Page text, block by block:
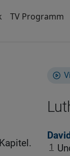
TV Programm
1